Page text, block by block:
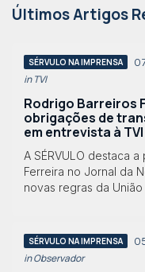
Últimos Artigos
SÉRVULO NA IMPRENSA
in TVI
Rodrigo Barreiros
obrigações de
em entrevista à TVI
A SÉRVULO destaca
Ferreira no Jornal da
novas regras da União
SÉRVULO NA IMPRENSA
in Observador